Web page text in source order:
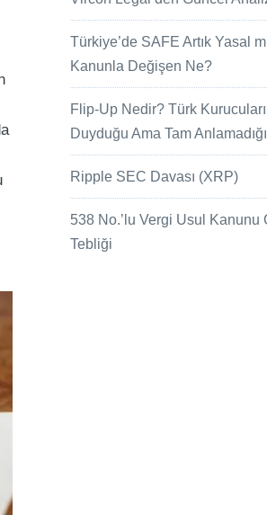
Türkiye’de SAFE Artık Yasal
Kanunla Değişen Ne?
Flip-Up Nedir? Türk
Duyduğu Ama Tam
Ripple SEC Davası (XRP)
538 No.’lu Vergi Usul Kanunu
Tebliği